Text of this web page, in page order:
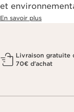
et
En savoir plus
Livraison gratuite
70€ d'achat